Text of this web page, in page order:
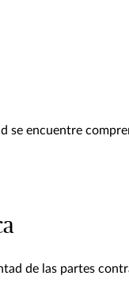
se encuentre
de las partes